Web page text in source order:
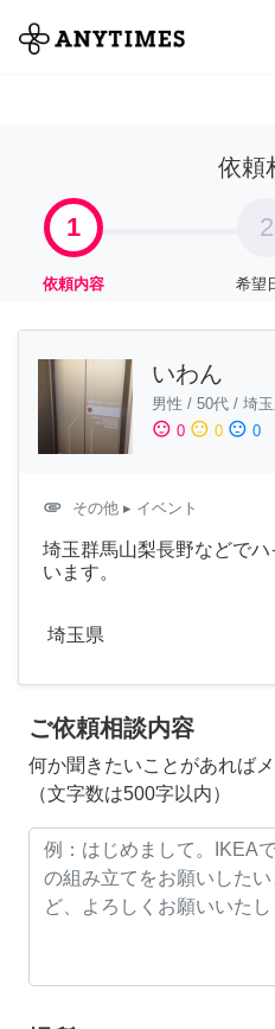
全て
依頼
1
依頼内容
2
希望
いわん
男性 / 50代 / 埼
sentiment_satisfied 0 sentiment_neutral 0 sentiment_dissatisfied 0
attachment その他 ▸ イベント
埼玉群馬山梨長野などで
います。
埼玉県
ご依頼相談内容
何か聞きたいことがあれば
（文字数は500字以内）